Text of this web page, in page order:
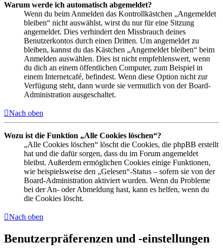
Warum werde ich automatisch abgemeldet?
Wenn du beim Anmelden das Kontrollkästchen „Angemeldet
bleiben“ nicht auswählst, wirst du nur für eine Sitzung
angemeldet. Dies verhindert den Missbrauch deines
Benutzerkontos durch einen Dritten. Um angemeldet zu
bleiben, kannst du das Kästchen „Angemeldet bleiben“ beim
Anmelden auswählen. Dies ist nicht empfehlenswert, wenn
du dich an einem öffentlichen Computer, zum Beispiel in
einem Internetcafé, befindest. Wenn diese Option nicht zur
Verfügung steht, dann wurde sie vermutlich von der Board-
Administration ausgeschaltet.
Nach oben
Wozu ist die Funktion „Alle Cookies löschen“?
„Alle Cookies löschen“ löscht die Cookies, die phpBB erstellt
hat und die dafür sorgen, dass du im Forum angemeldet
bleibst. Außerdem ermöglichen Cookies einige Funktionen,
wie beispielsweise den „Gelesen“-Status – sofern sie von der
Board-Administration aktiviert wurden. Wenn du Probleme
bei der An- oder Abmeldung hast, kann es helfen, wenn du
die Cookies löscht.
Nach oben
Benutzerpräferenzen und -einstellungen